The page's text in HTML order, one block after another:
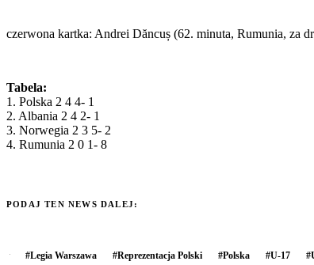
czerwona kartka: Andrei Dăncuș (62. minuta, Rumunia, za
Tabela:
1. Polska 2 4 4- 1
2. Albania 2 4 2- 1
3. Norwegia 2 3 5- 2
4. Rumunia 2 0 1- 8
PODAJ TEN NEWS DALEJ:
#Legia Warszawa #Reprezentacja Polski #Polska #U-17 #